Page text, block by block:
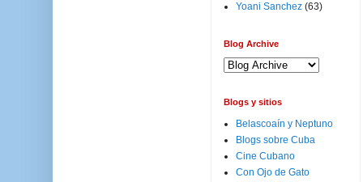
Yoani Sanchez (63)
Blog Archive
Blogs y sitios
Belascoaín y Neptuno
Blogs sobre Cuba
Cine Cubano
Con Ojo de Gato